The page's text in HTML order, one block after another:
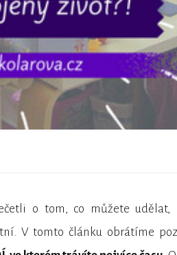
o tom, co můžete udělat,
V tomto článku obrátíme